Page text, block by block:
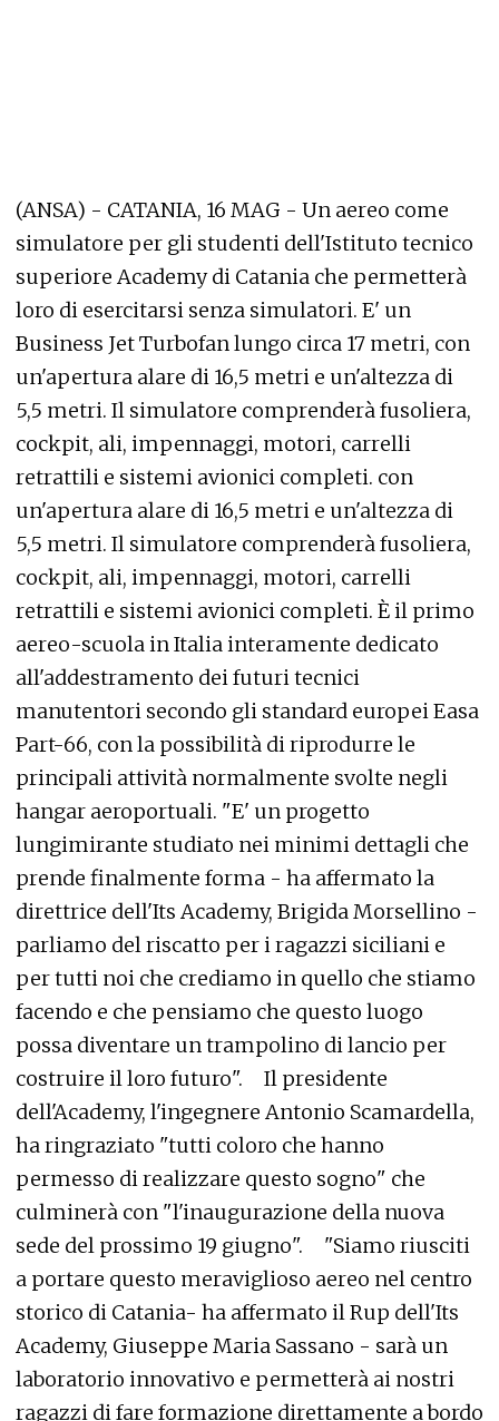
(ANSA) - CATANIA, 16 MAG - Un aereo come
simulatore per gli studenti dell'Istituto tecnico
superiore Academy di Catania che permetterà
loro di esercitarsi senza simulatori. E' un
Business Jet Turbofan lungo circa 17 metri, con
un'apertura alare di 16,5 metri e un'altezza di
5,5 metri. Il simulatore comprenderà fusoliera,
cockpit, ali, impennaggi, motori, carrelli
retrattili e sistemi avionici completi. con
un'apertura alare di 16,5 metri e un'altezza di
5,5 metri. Il simulatore comprenderà fusoliera,
cockpit, ali, impennaggi, motori, carrelli
retrattili e sistemi avionici completi. È il primo
aereo-scuola in Italia interamente dedicato
all'addestramento dei futuri tecnici
manutentori secondo gli standard europei Easa
Part-66, con la possibilità di riprodurre le
principali attività normalmente svolte negli
hangar aeroportuali. "E' un progetto
lungimirante studiato nei minimi dettagli che
prende finalmente forma - ha affermato la
direttrice dell'Its Academy, Brigida Morsellino -
parliamo del riscatto per i ragazzi siciliani e
per tutti noi che crediamo in quello che stiamo
facendo e che pensiamo che questo luogo
possa diventare un trampolino di lancio per
costruire il loro futuro". Il presidente
dell'Academy, l'ingegnere Antonio Scamardella,
ha ringraziato "tutti coloro che hanno
permesso di realizzare questo sogno" che
culminerà con "l'inaugurazione della nuova
sede del prossimo 19 giugno". "Siamo riusciti
a portare questo meraviglioso aereo nel centro
storico di Catania- ha affermato il Rup dell'Its
Academy, Giuseppe Maria Sassano - sarà un
laboratorio innovativo e permetterà ai nostri
ragazzi di fare formazione direttamente a bordo